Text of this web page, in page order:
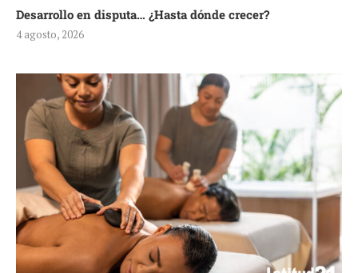
Desarrollo en disputa… ¿Hasta dónde crecer?
4 agosto, 2026